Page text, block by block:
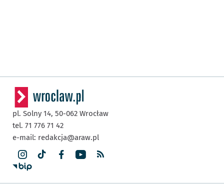
pl. Solny 14, 50-062 Wrocław
tel. 71 776 71 42
e-mail: redakcja@araw.pl